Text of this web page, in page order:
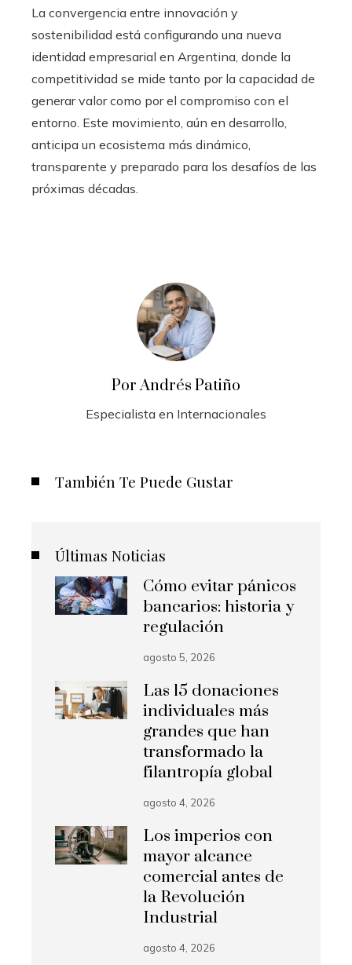
La convergencia entre innovación y
sostenibilidad está configurando una nueva
identidad empresarial en Argentina, donde la
competitividad se mide tanto por la capacidad de
generar valor como por el compromiso con el
entorno. Este movimiento, aún en desarrollo,
anticipa un ecosistema más dinámico,
transparente y preparado para los desafíos de las
próximas décadas.
Por Andrés Patiño
Especialista en Internacionales
También Te Puede Gustar
Últimas Noticias
Cómo evitar pánicos
bancarios: historia y
regulación
agosto 5, 2026
Las 15 donaciones
individuales más
grandes que han
transformado la
filantropía global
agosto 4, 2026
Los imperios con
mayor alcance
comercial antes de
la Revolución
Industrial
agosto 4, 2026